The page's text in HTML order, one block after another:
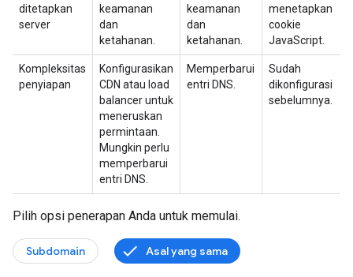
ditetapkan
server
keamanan
dan
ketahanan.
keamanan
dan
ketahanan.
menetapkan
cookie
JavaScript.
Kompleksitas
penyiapan
Konfigurasikan
CDN atau load
balancer untuk
meneruskan
permintaan.
Mungkin perlu
memperbarui
entri DNS.
Memperbarui
entri DNS.
Sudah
dikonfigurasi
sebelumnya.
Pilih opsi penerapan Anda untuk memulai.
Subdomain Asal yang sama